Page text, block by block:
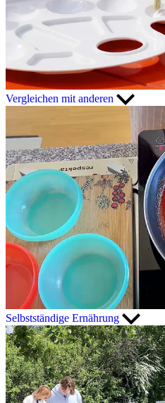
Vergleichen mit anderen
Selbstständige Ernährung